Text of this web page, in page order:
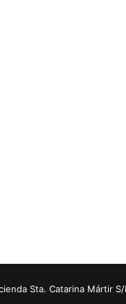
Sta. Catarina Mártir